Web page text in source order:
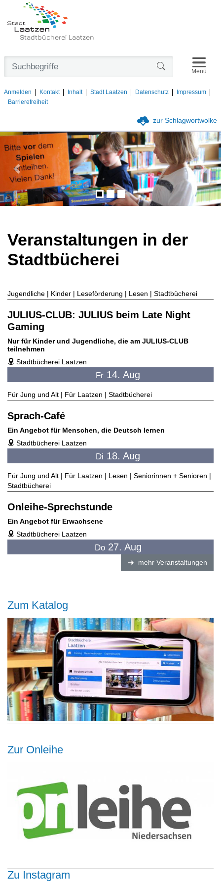
Stadtbücherei Laatzen
Anmelden Kontakt Inhalt Stadt Laatzen Datenschutz
Impressum
Barrierefreiheit
Menü
zur Schlagwortwolke
Vorheriges Bild
Veranstaltungen in der
Stadtbücherei
Jugendliche | Kinder | Leseförderung | Lesen | Stadtbücherei
JULIUS-CLUB: JULIUS beim Late Night
Gaming
Nur für Kinder und Jugendliche, die am JULIUS-CLUB
teilnehmen
address Stadtbücherei Laatzen
Fr 14. Aug
Für Jung und Alt | Für Laatzen | Stadtbücherei
Sprach-Café
Ein Angebot für Menschen, die Deutsch lernen
address Stadtbücherei Laatzen
Di 18. Aug
Für Jung und Alt | Für Laatzen | Lesen | Seniorinnen + Senioren |
Stadtbücherei
Onleihe-Sprechstunde
Ein Angebot für Erwachsene
address Stadtbücherei Laatzen
Do27. Aug
mehr Veranstaltungen
Zum Katalog
Zur Onleihe
Zu Instagram